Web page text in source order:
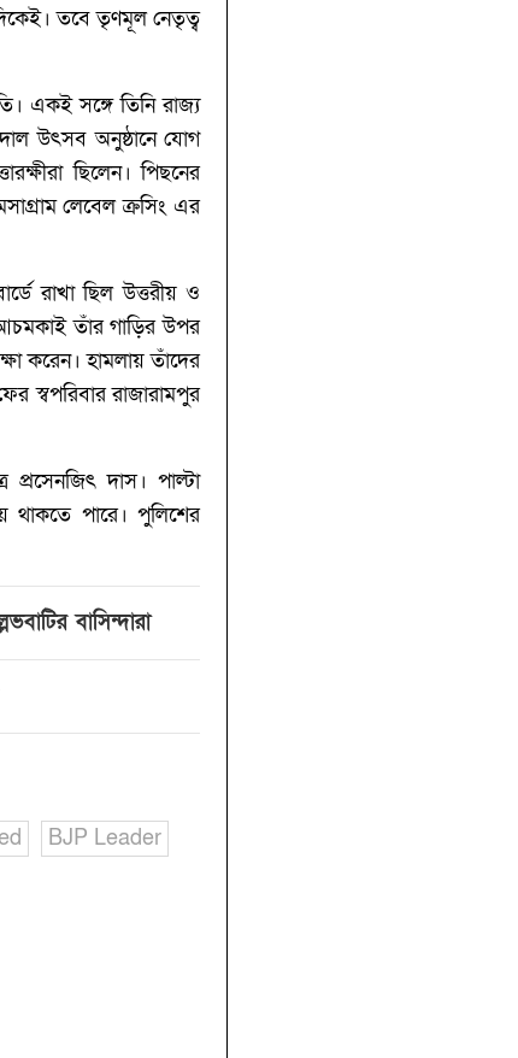
তবে তৃণমূল নেতৃত্ব
একই সঙ্গে তিনি রাজ্য
উৎসব অনুষ্ঠানে যোগ
ছিলেন। পিছনের
লেবেল ক্রসিং এর
রাখা ছিল উত্তরীয় ও
তাঁর গাড়ির উপর
করেন। হামলায় তাঁদের
স্বপরিবার রাজারামপুর
দাস। পাল্টা
পারে। পুলিশের
বাসিন্দারা
BJP Leader